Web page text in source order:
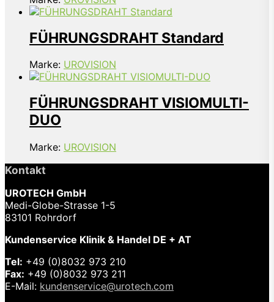
FÜHRUNGSDRAHT Standard
Marke: UROVISION
FÜHRUNGSDRAHT VISIOMULTI-
DUO
Marke: UROVISION
Kontakt
UROTECH GmbH
Medi-Globe-Strasse 1-5
83101 Rohrdorf
Kundenservice Klinik & Handel DE + AT
Tel: +49 (0)8032 973 210
Fax: +49 (0)8032 973 211
E-Mail: kundenservice@urotech.com